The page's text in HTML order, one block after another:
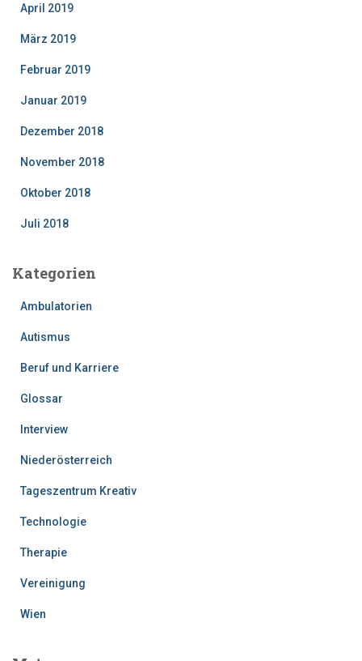
April 2019
März 2019
Februar 2019
Januar 2019
Dezember 2018
November 2018
Oktober 2018
Juli 2018
Kategorien
Ambulatorien
Autismus
Beruf und Karriere
Glossar
Interview
Niederösterreich
Tageszentrum Kreativ
Technologie
Therapie
Vereinigung
Wien